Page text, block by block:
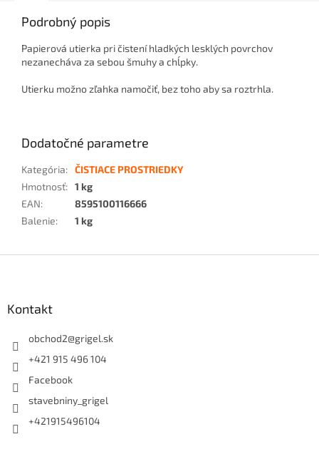
Podrobný popis
Papierová utierka pri čistení hladkých lesklých povrchov
nezanecháva za sebou šmuhy a chĺpky.
Utierku možno zľahka namočiť, bez toho aby sa roztrhla.
Dodatočné parametre
Kategória: ČISTIACE PROSTRIEDKY
Hmotnosť: 1 kg
EAN:
8595100116666
Balenie: 1 kg
Kontakt
obchod2@grigel.sk
+421 915 496 104
Facebook
stavebniny_grigel
+421915496104